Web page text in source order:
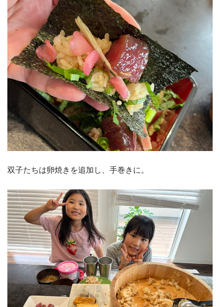
双子たちは卵焼きを追加し、手巻きに。